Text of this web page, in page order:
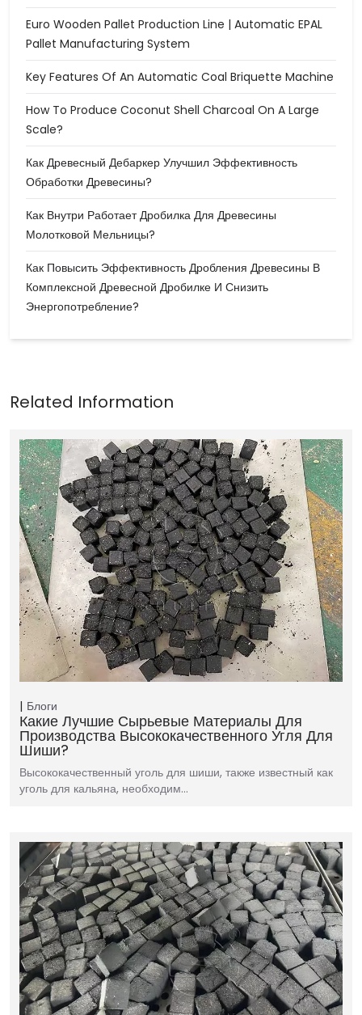
Euro Wooden Pallet Production Line | Automatic EPAL
Pallet Manufacturing System
Key Features Of An Automatic Coal Briquette Machine
How To Produce Coconut Shell Charcoal On A Large
Scale?
Как Древесный Дебаркер Улучшил Эффективность
Обработки Древесины?
Как Внутри Работает Дробилка Для Древесины
Молотковой Мельницы?
Как Повысить Эффективность Дробления Древесины В
Комплексной Древесной Дробилке И Снизить
Энергопотребление?
Блоги
Какие Лучшие Сырьевые Материалы Для
Производства Высококачественного Угля Для
Шиши?
Высококачественный уголь для шиши, также известный как
уголь для кальяна, необходим…